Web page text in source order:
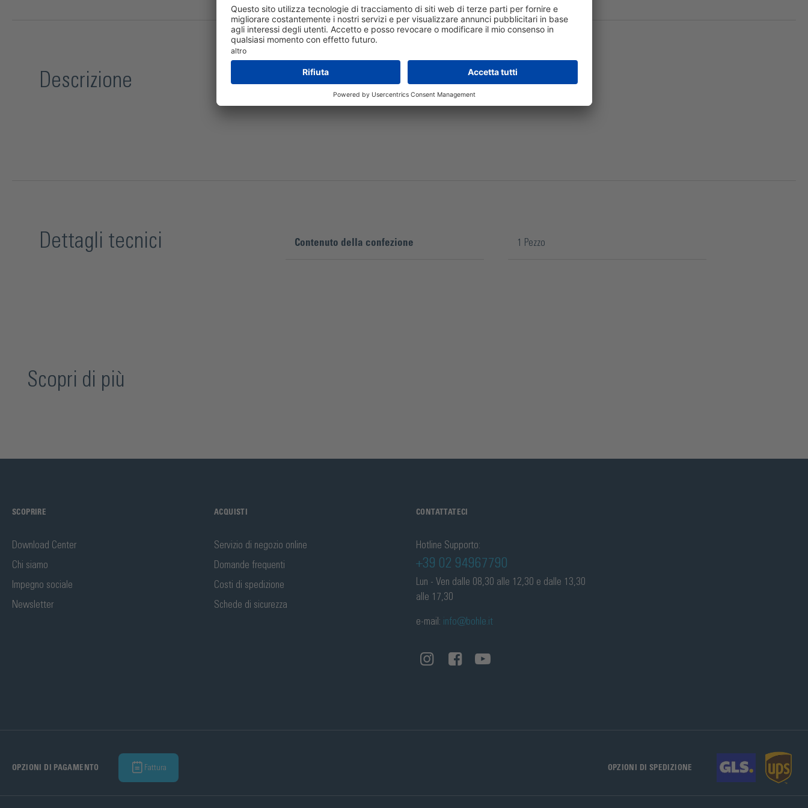
Descrizione Il blocco di scorrimento con barra di guida è in acciaio zincato.
Dettagli tecnici Contenuto della confezione 1 Pezzo
Scopri di più
SCOPRIRE
Download Center
Chi siamo
Impegno sociale
Newsletter
ACQUISTI
Servizio di negozio online
Domande frequenti
Costi di spedizione
Schede di sicurezza
CONTATTATECI
Hotline Supporto:
+39 02 94967790
Lun - Ven dalle 08,30 alle 12,30 e dalle 13,30
alle 17,30
e-mail: info@bohle.it
OPZIONI DI PAGAMENTO Fattura OPZIONI DI SPEDIZIONE